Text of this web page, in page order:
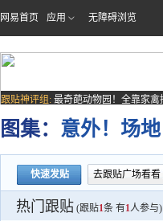
网易首页 应用 无障碍浏览
跟贴神评组: 最奇葩动物园！全靠家禽
场子
图集： 意外！场
快速发贴 去跟贴广场看看
热门跟贴 (跟贴1条 有1人参与)